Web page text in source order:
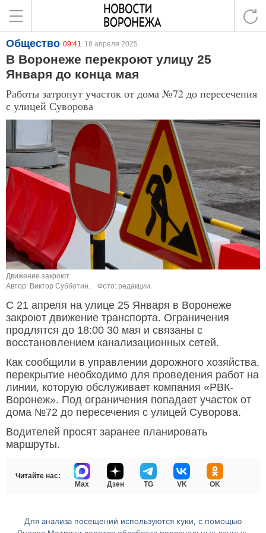
Общество 09:41 18 апреля 2025
В Воронеже перекроют улицу 25
Января до конца мая
Работы затронут участок от дома №72 до пересечения
с улицей Суворова
Движение закроют.
Автор: Виктор Субботин.
Фото: редакции.
С 21 апреля на улице 25 Января в Воронеже
закроют движение транспорта. Ограничения
продлятся до 18:00 30 мая и связаны с
восстановлением канализационных сетей.
Как сообщили в управлении дорожного хозяйства,
перекрытие необходимо для проведения работ на
линии, которую обслуживает компания «РВК-
Воронеж». Под ограничения попадает участок от
дома №72 до пересечения с улицей Суворова.
Водителей просят заранее планировать
маршруты.
Читайте нас:
Max
Дзен TG VK OK
Для анализа посещений используются куки, с помощью